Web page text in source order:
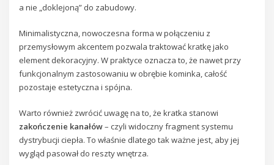
a nie „doklejoną” do zabudowy.
Minimalistyczna, nowoczesna forma w połączeniu z
przemysłowym akcentem pozwala traktować kratkę jako
element dekoracyjny. W praktyce oznacza to, że nawet przy
funkcjonalnym zastosowaniu w obrębie kominka, całość
pozostaje estetyczna i spójna.
Warto również zwrócić uwagę na to, że kratka stanowi
zakończenie kanałów– czyli widoczny fragment systemu
dystrybucji ciepła. To właśnie dlatego tak ważne jest, aby jej
wygląd pasował do reszty wnętrza.